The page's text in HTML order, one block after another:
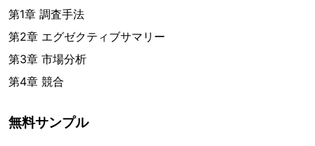
第1章 調査手法
第2章 エグゼクティブサマリー
第3章 市場分析
第4章 競合
無料サンプル